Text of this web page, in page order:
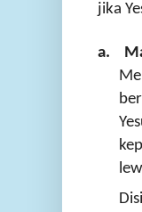
jika
a.